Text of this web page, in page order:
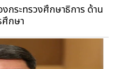
กระทรวงศึกษาธิการ ด้าน
ศึกษา